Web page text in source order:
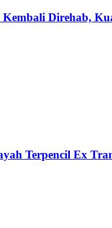
Direhab,
Terpencil Ex